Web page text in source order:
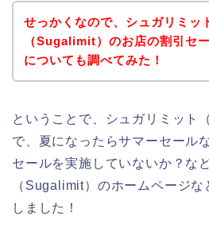
せっかくなので、シュガリミッ
（Sugalimit）のお店の割引セ
についても調べてみた！
ということで、シュガリミット
で、夏になったらサマーセール
セールを実施していないか？な
（Sugalimit）のホームページ
しました！